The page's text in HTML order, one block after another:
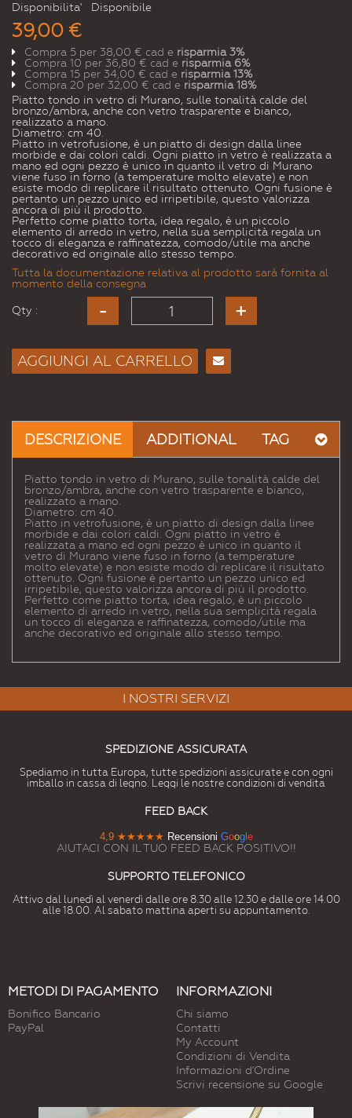
Disponibilita' Disponibile
39,00 €
Compra 5 per 38,00 € cad e risparmia3%
Compra 10 per 36,80 € cad e risparmia 6%
Compra 15 per 34,00 € cad e risparmia13%
Compra 20 per 32,00 € cad e risparmia18%
Piatto tondo in vetro di Murano, sulle tonalità calde del
bronzo/ambra, anche con vetro trasparente e bianco,
realizzato a mano.
Diametro: cm 40.
Piatto in vetrofusione, è un piatto di design dalla linee
morbide e dai colori caldi. Ogni piatto in vetro è realizzata a
mano ed ogni pezzo è unico in quanto il vetro di Murano
viene fuso in forno (a temperature molto elevate) e non
esiste modo di replicare il risultato ottenuto. Ogni fusione è
pertanto un pezzo unico ed irripetibile, questo valorizza
ancora di più il prodotto.
Perfetto come piatto torta, idea regalo, è un piccolo
elemento di arredo in vetro, nella sua semplicità regala un
tocco di eleganza e raffinatezza, comodo/utile ma anche
decorativo ed originale allo stesso tempo.
Tutta la documentazione relativa al prodotto sarà fornita al
momento della consegna
Qty :
AGGIUNGI AL CARRELLO
Amico
DESCRIZIONE ADDITIONAL TAG
Piatto tondo in vetro di Murano, sulle tonalità calde del
bronzo/ambra, anche con vetro trasparente e bianco,
realizzato a mano.
Diametro: cm 40.
Piatto in vetrofusione, è un piatto di design dalla linee
morbide e dai colori caldi. Ogni piatto in vetro è
realizzata a mano ed ogni pezzo è unico in quanto il
vetro di Murano viene fuso in forno (a temperature
molto elevate) e non esiste modo di replicare il risultato
ottenuto. Ogni fusione è pertanto un pezzo unico ed
irripetibile, questo valorizza ancora di più il prodotto.
Perfetto come piatto torta, idea regalo, è un piccolo
elemento di arredo in vetro, nella sua semplicità regala
un tocco di eleganza e raffinatezza, comodo/utile ma
anche decorativo ed originale allo stesso tempo.
I NOSTRI SERVIZI
SPEDIZIONE ASSICURATA
Spediamo in tutta Europa, tutte spedizioni assicurate e con ogni
imballo in cassa di legno. Leggi le nostre condizioni di vendita
FEED BACK
4,9 ★★★★★ Recensioni Googl e
AIUTACI CON IL TUO FEED BACK POSITIVO!!
SUPPORTO TELEFONICO
Attivo dal lunedì al venerdì dalle ore 8.30 alle 12.30 e dalle ore 14.00
alle 18.00. Al sabato mattina aperti su appuntamento.
METODI DI PAGAMENTO
Bonifico Bancario
PayPal
INFORMAZIONI
Chi siamo
Contatti
My Account
Condizioni di Vendita
Informazioni d'Ordine
Scrivi recensione su Google